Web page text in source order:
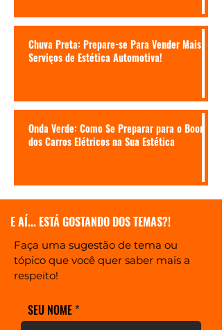
Chuva Preta: Prepare-se Para Vender Mais
Serviços de Estética Automotiva!
Onda Verde: Como Se Preparar para o Boom
dos Carros Elétricos na Sua Estética
E AÍ... ESTÁ GOSTANDO DOS TEMAS?!
Faça uma sugestão de tema ou
tópico que você quer saber mais a
respeito!
SEU NOME